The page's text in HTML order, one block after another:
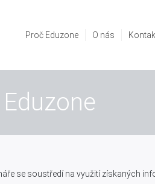
Proč Eduzone O nás
se soustředí na využití získaných